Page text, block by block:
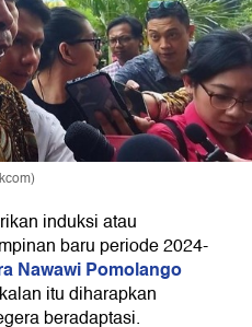
induksi atau
baru periode 2024-
Nawawi Pomolango
itu diharapkan
beradaptasi.